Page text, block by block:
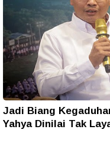
Jadi Biang
Yahya Dinilai Tak